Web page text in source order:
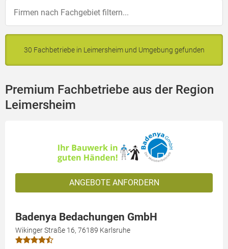
30 Fachbetriebe in Leimersheim und Umgebung gefunden
Premium Fachbetriebe aus der Region
Leimersheim
ANGEBOTE ANFORDERN
Badenya Bedachungen GmbH
Wikinger Straße 16, 76189 Karlsruhe